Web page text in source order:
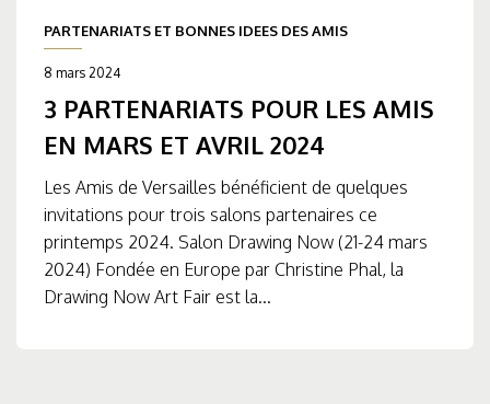
PARTENARIATS ET BONNES IDEES DES AMIS
8 mars 2024
3 PARTENARIATS POUR LES AMIS
EN MARS ET AVRIL 2024
Les Amis de Versailles bénéficient de quelques
invitations pour trois salons partenaires ce
printemps 2024. Salon Drawing Now (21-24 mars
2024) Fondée en Europe par Christine Phal, la
Drawing Now Art Fair est la...